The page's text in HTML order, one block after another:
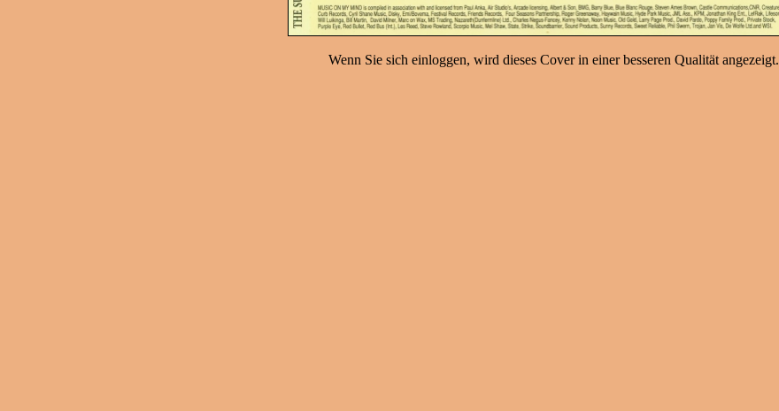
Wenn Sie sich einloggen, wird dieses Cover in einer besseren Qualität angezeigt.